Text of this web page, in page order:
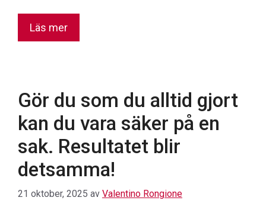
Läs mer
Gör du som du alltid gjort
kan du vara säker på en
sak. Resultatet blir
detsamma!
21 oktober, 2025 av Valentino Rongione